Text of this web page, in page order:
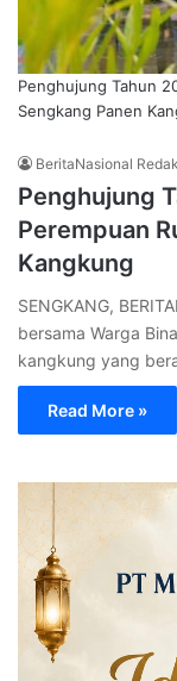
Penghujung Tahun
Sengkang Panen
BeritaNasional
Penghujung
Perempuan
Kangkung
SENGKANG,
bersama Warga
kangkung yang
Read More »